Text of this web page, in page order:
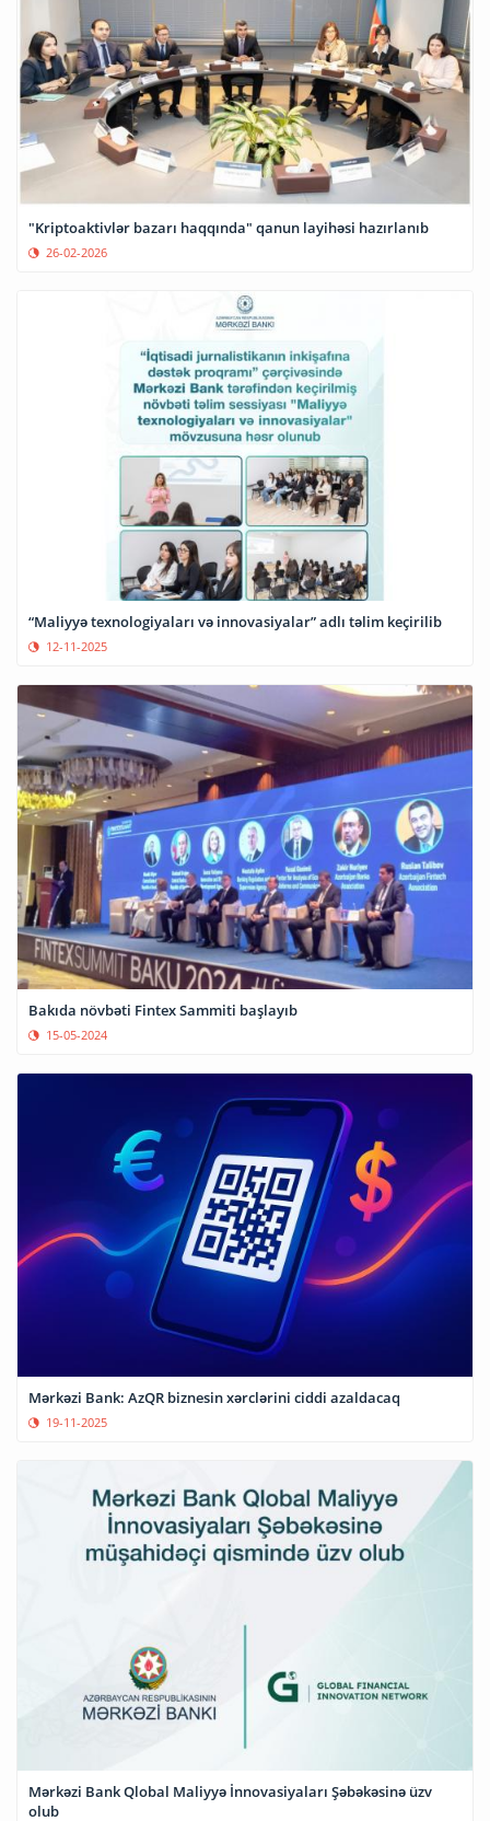
"Kriptoaktivlər bazarı haqqında" qanun layihəsi hazırlanıb
26-02-2026
“Maliyyə texnologiyaları və innovasiyalar” adlı təlim keçirilib
12-11-2025
Bakıda növbəti Fintex Sammiti başlayıb
15-05-2024
Mərkəzi Bank: AzQR biznesin xərclərini ciddi azaldacaq
19-11-2025
Mərkəzi Bank Qlobal Maliyyə İnnovasiyaları Şəbəkəsinə üzv
olub